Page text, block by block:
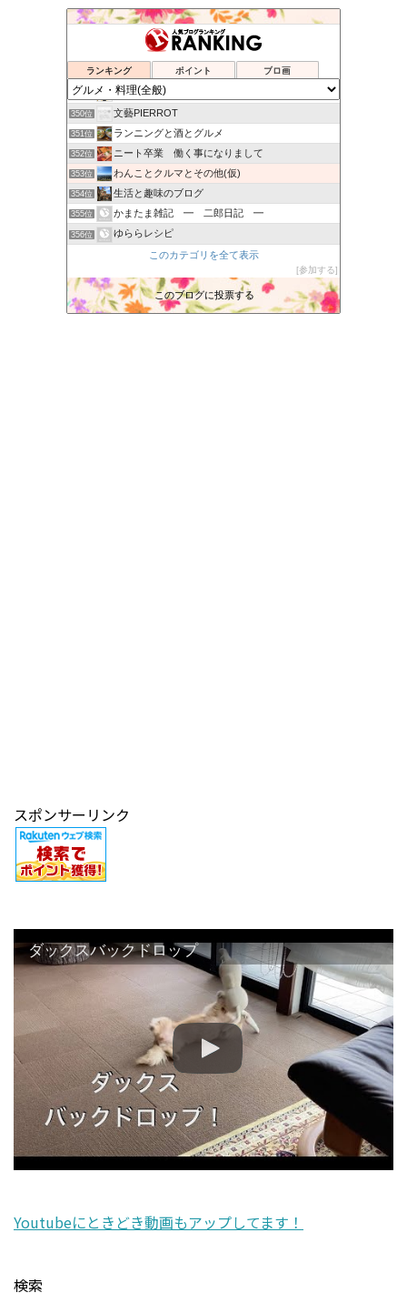
ランキング ポイント ブロ画
健康管理学部@千年大学
おでかけたびろぐ - 楽天ブログ
348位 水前寺食堂の「今日の一品」
349位 みっちゃんのブログ
350位 文藝PIERROT
351位 ランニングと酒とグルメ
352位 ニート卒業 働く事になりまして
353位 わんことクルマとその他(仮)
354位 生活と趣味のブログ
355位 かまたま雑記 ━ 二郎日記 ━
356位 ゆららレシピ
ショクレン北海道の情報発信局
お肉とお魚。さとやま夫婦-旦那と奥さんの気ままな生活
359位 渋谷で働く自由人 mochaのブログ
360位 小うめ日記
このカテゴリを全て表示
参加する
このブログに投票する
スポンサーリンク
ダックスバックドロップ
Youtubeにときどき動画もアップしてます！
検索